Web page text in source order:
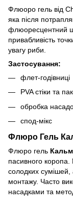
Флюоро гель від
яка після
флюоресцентний
привабливість
увагу риби.
Застосування:
флет-годівниці
PVA стіки та
обробка
спод-мікс
Флюро Гель
Флюро гель
пасивного
солодких
монтажу. Часто
насадками та